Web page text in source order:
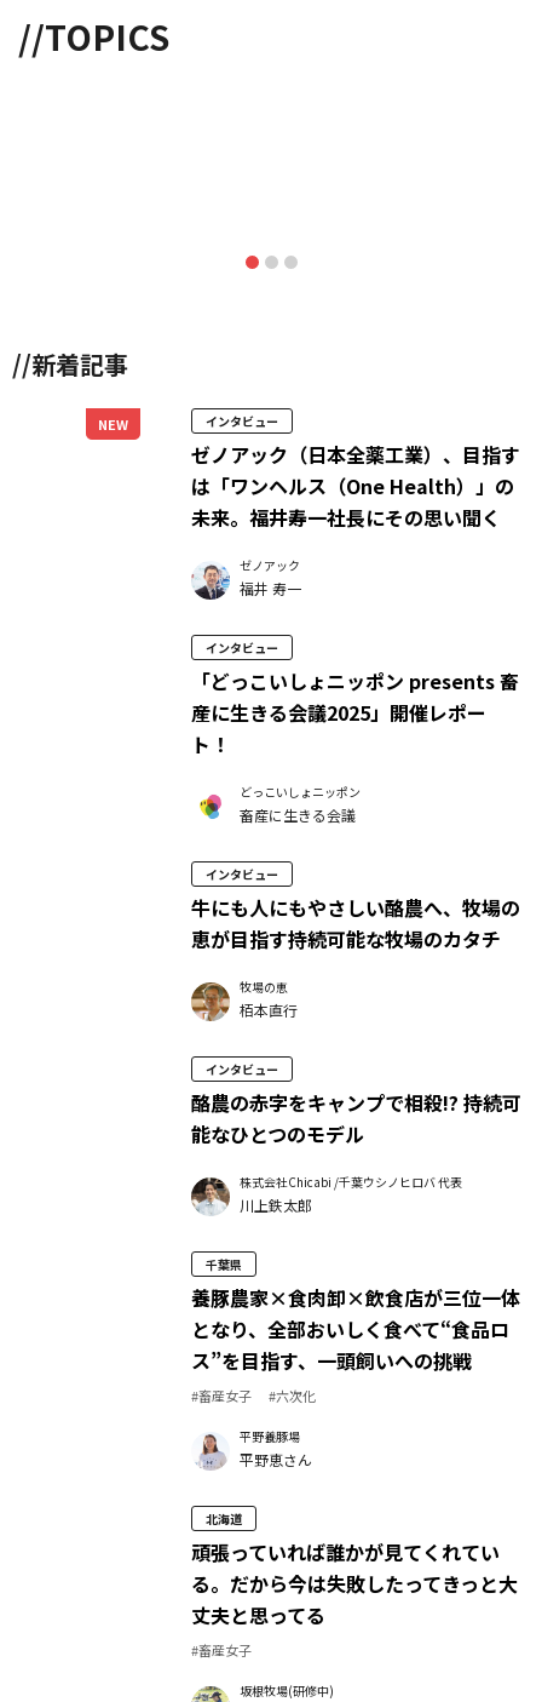
//TOPICS
//新着記事
NEW インタビュー
ゼノアック（日本全薬工業）、目指す
は「ワンヘルス（One Health）」の
未来。福井寿一社長にその思い聞く
ゼノアック
福井 寿一
インタビュー
「どっこいしょニッポン presents 畜
産に生きる会議2025」開催レポー
ト！
どっこいしょニッポン
畜産に生きる会議
インタビュー
牛にも人にもやさしい酪農へ、牧場の
恵が目指す持続可能な牧場のカタチ
牧場の恵
栢本直行
インタビュー
酪農の赤字をキャンプで相殺!? 持続可
能なひとつのモデル
株式会社Chicabi /千葉ウシノヒロバ 代表
川上鉄太郎
千葉県
養豚農家×食肉卸×飲食店が三位一体
となり、全部おいしく食べて“食品ロ
ス”を目指す、一頭飼いへの挑戦
#畜産女子 #六次化
平野養豚場
平野恵さん
北海道
頑張っていれば誰かが見てくれてい
る。だから今は失敗したってきっと大
丈夫と思ってる
#畜産女子
坂根牧場(研修中)